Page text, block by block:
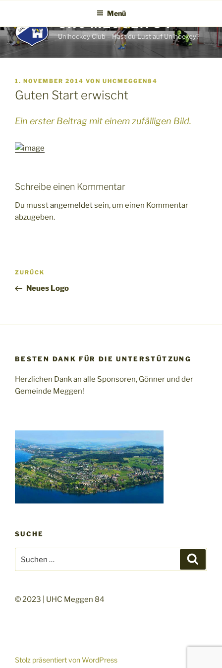
springen
UHC MEGGEN 84
Unihockey Club – Hast du Lust auf Unihockey?
Menü
VERÖFFENTLICHT
AM
1. NOVEMBER 2014 VON UHCMEGGEN84
Guten Start erwischt
Ein erster Beitrag mit einem zufälligen Bild.
Schreibe einen Kommentar
Du musstangemeldetsein, um einen Kommentar
abzugeben.
Beitragsnavigation
Vorheriger
Beitrag
ZURÜCK
Neues Logo
BESTEN DANK FÜR DIE UNTERSTÜTZUNG
Herzlichen Dank an alle Sponsoren, Gönner und der
Gemeinde Meggen!
SUCHE
nach:
© 2023 | UHC Meggen 84
Stolz präsentiert von WordPress